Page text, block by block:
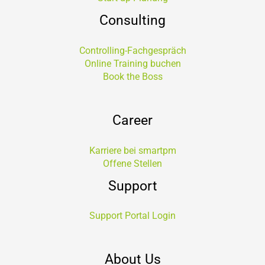
Consulting
Controlling-Fachgespräch
Online Training buchen
Book the Boss
Career
Karriere bei smartpm
Offene Stellen
Support
Support Portal Login
About Us